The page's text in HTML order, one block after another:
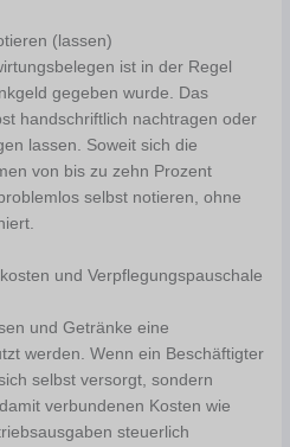
(lassen)
ist in der Regel
gegeben wurde. Das
handschriftlich nachtragen oder
lassen. Soweit sich die
von bis zu zehn Prozent
selbst notieren, ohne
und Verpflegungspauschale
und Getränke eine
werden. Wenn ein Beschäftigter
selbst versorgt, sondern
verbundenen Kosten wie
steuerlich